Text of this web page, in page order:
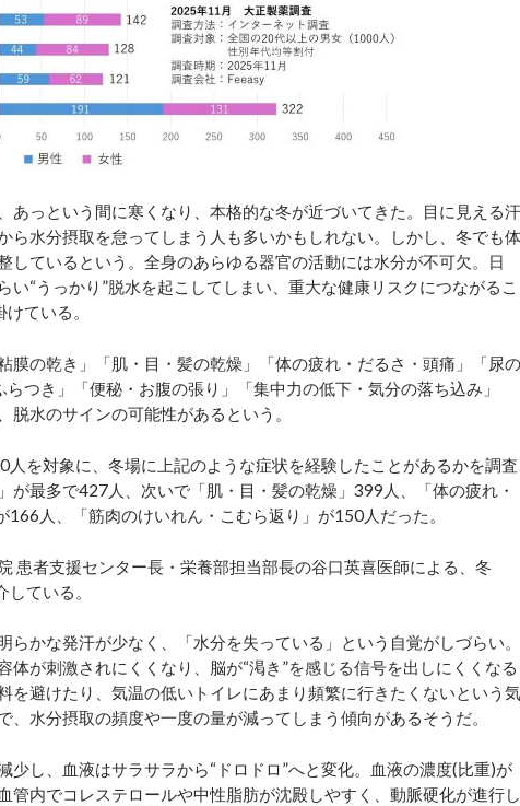
っという間に寒くなり、本格的な冬が近づいてきた。目に見える汗
ら水分摂取を怠ってしまう人も多いかもしれない。しかし、冬でも体
しているという。全身のあらゆる器官の活動には水分が不可欠。日
“うっかり”脱水を起こしてしまい、重大な健康リスクにつながるこ
ている。
の乾き」「肌・目・髪の乾燥」「体の疲れ・だるさ・頭痛」「尿の
つき」「便秘・お腹の張り」「集中力の低下・気分の落ち込み」
脱水のサインの可能性があるという。
を対象に、冬場に上記のような症状を経験したことがあるかを調査
が最多で427人、次いで「肌・目・髪の乾燥」399人、「体の疲れ・
人、「筋肉のけいれん・こむら返り」が150人だった。
患者支援センター長・栄養部担当部長の谷口英喜医師による、冬
ている。
らかな発汗が少なく、「水分を失っている」という自覚がしづらい。
体が刺激されにくくなり、脳が“渇き”を感じる信号を出しにくくなる
を避けたり、気温の低いトイレにあまり頻繁に行きたくないという気
水分摂取の頻度や一度の量が減ってしまう傾向があるそうだ。
し、血液はサラサラから“ドロドロ”へと変化。血液の濃度(比重)が
管内でコレステロールや中性脂肪が沈殿しやすく、動脈硬化が進行し